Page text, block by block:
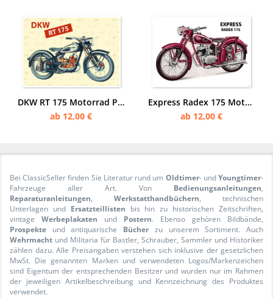
DKW RT 175 Motorrad Poster Plakat
ab 12,00 €
Express Radex 175 Motorrad Poster Plakat
ab 12,00 €
Bei ClassicSeller finden Sie Literatur rund um Oldtimer- undYoungtimer-
Fahrzeuge aller Art. Von Bedienungsanleitungen,
Reparaturanleitungen, Werkstatthandbüchern, technischen
Unterlagen und Ersatzteillisten bis hin zu historischen Zeitschriften,
vintage Werbeplakaten und Postern. Ebenso gehören Bildbände,
Prospekte und antiquarische Bücher zu unserem Sortiment. Auch
Wehrmacht und Militaria für Bastler, Schrauber, Sammler und Historiker
zählen dazu. Alle Preisangaben verstehen sich inklusive der gesetzlichen
MwSt. Die genannten Marken und verwendeten Logos/Markenzeichen
sind Eigentum der entsprechenden Besitzer und wurden nur im Rahmen
der jeweiligen Artikelbeschreibung und Kennzeichnung des Produktes
verwendet.